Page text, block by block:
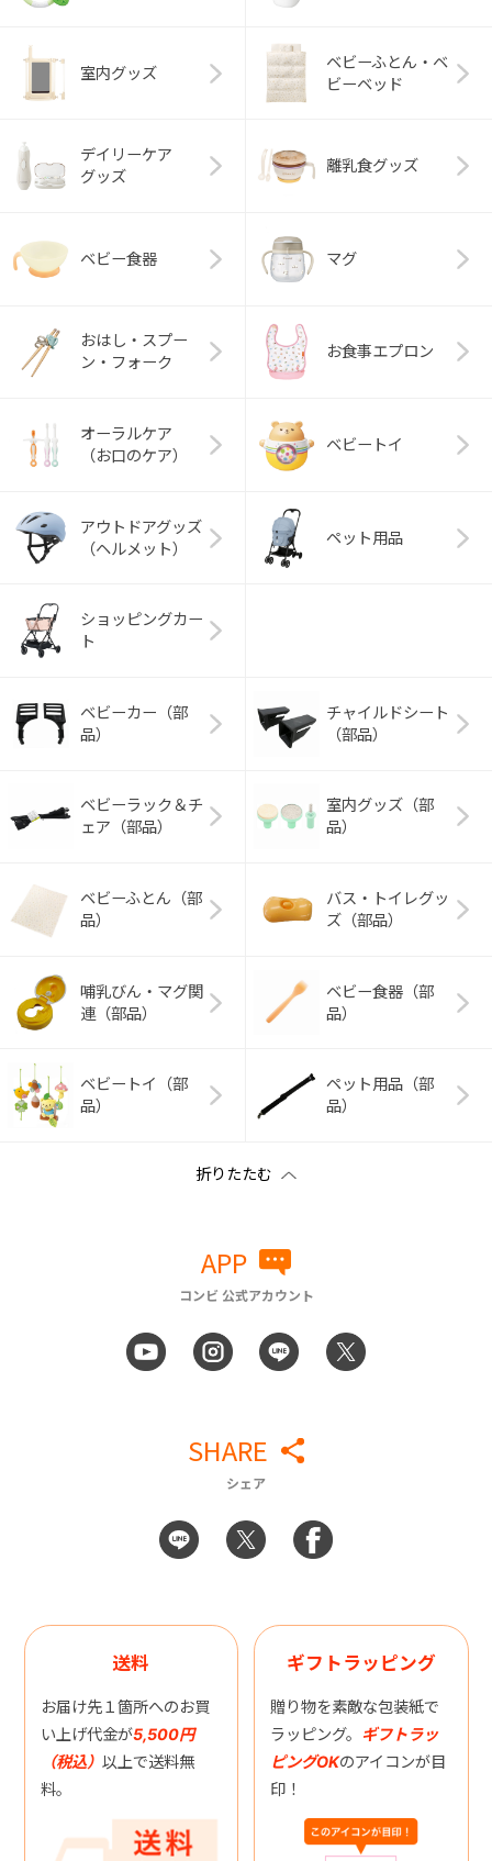
室内グッズ
ベビーふとん・ベ
ビーベッド
デイリーケア
グッズ
離乳食グッズ
ベビー食器 マグ
おはし・スプー
ン・フォーク
お食事エプロン
オーラルケア
（お口のケア）
ベビートイ
アウトドアグッズ
（ヘルメット）
ペット用品
ショッピングカー
ト
ベビーカー（部
品）
チャイルドシート
（部品）
ベビーラック＆チ
ェア（部品）
室内グッズ（部
品）
ベビーふとん（部
品）
バス・トイレグッ
ズ（部品）
哺乳びん・マグ関
連（部品）
ベビー食器（部
品）
ベビートイ（部
品）
ペット用品（部
品）
APP
コンビ 公式アカウント
SHARE
シェア
送料
お届け先１箇所へのお買
い上げ代金が5,500円
（税込） 以上で送料無
料。
ギフトラッピング
贈り物を素敵な包装紙で
ラッピング。 ギフトラッ
ピングOKのアイコンが目
印！